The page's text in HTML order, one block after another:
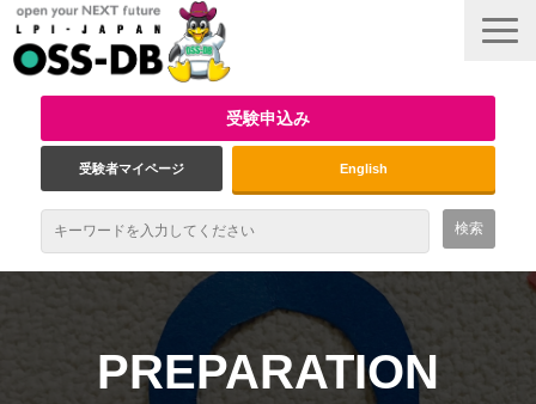
受験申込み
受験者マイページ English
試験概要
資格取得のメリット
PREPARATION